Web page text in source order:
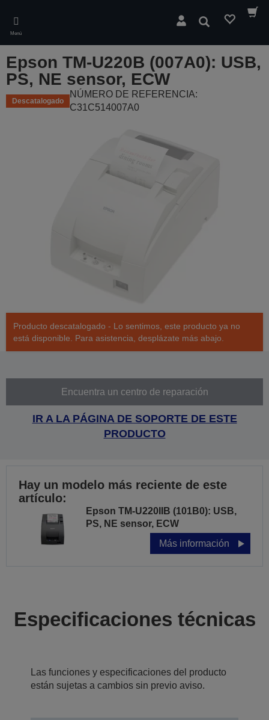
main
content
Menú
Buscar
Epson TM-U220B (007A0): USB,
PS, NE sensor, ECW
Descatalogado
NÚMERO DE REFERENCIA:
C31C514007A0
Producto descatalogado - Lo sentimos, este producto ya no
está disponible. Para asistencia, desplázate más abajo.
Encuentra un centro de reparación
IR A LA PÁGINA DE SOPORTE DE ESTE
PRODUCTO
Hay un modelo más reciente de este
artículo:
Epson TM-U220IIB (101B0): USB,
PS, NE sensor, ECW
Más información
Especificaciones técnicas
Las funciones y especificaciones del producto
están sujetas a cambios sin previo aviso.